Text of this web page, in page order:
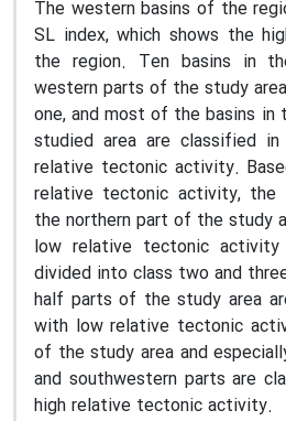
The western basins of the
SL index, which shows the
the region. Ten basins in
western parts of the study
one, and most of the basins
studied area are classified
relative tectonic activity.
relative tectonic activity, the
the northern part of the study
low relative tectonic
divided into class two and
half parts of the study area
with low relative tectonic
of the study area and
and southwestern parts are
high relative tectonic activity.